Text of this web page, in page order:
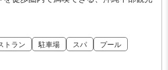
トラン 駐車場 スパ
プール